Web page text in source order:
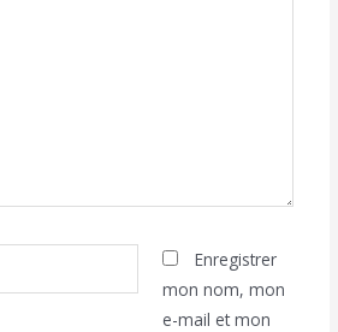
Enregistrer
mon nom, mon
e-mail et mon